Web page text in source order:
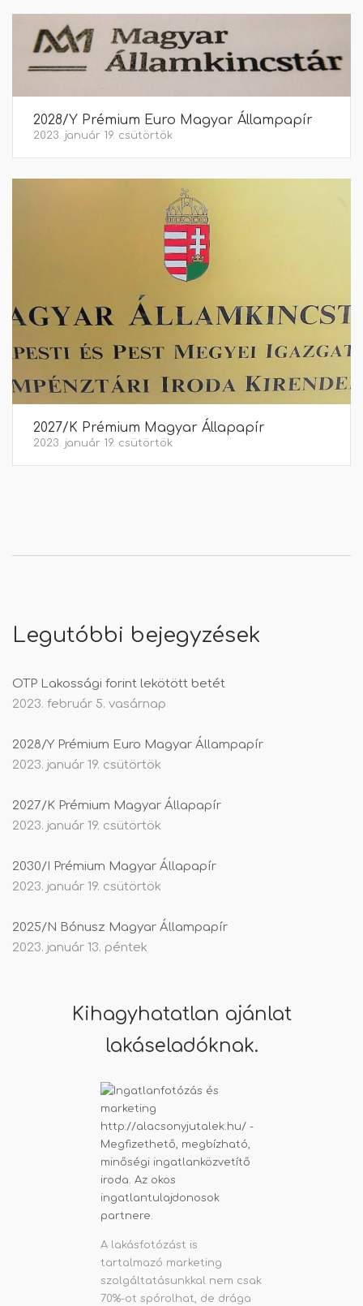
2028/Y Prémium Euro Magyar Állampapír
2023. január 19. csütörtök
2027/K Prémium Magyar Állapapír
2023. január 19. csütörtök
Legutóbbi bejegyzések
OTP Lakossági forint lekötött betét
2023. február 5. vasárnap
2028/Y Prémium Euro Magyar Állampapír
2023. január 19. csütörtök
2027/K Prémium Magyar Állapapír
2023. január 19. csütörtök
2030/I Prémium Magyar Állapapír
2023. január 19. csütörtök
2025/N Bónusz Magyar Állampapír
2023. január 13. péntek
Kihagyhatatlan ajánlat
lakáseladóknak.
A lakásfotózást is
tartalmazó marketing
szolgáltatásunkkal nem csak
70%-ot spórolhat, de drága